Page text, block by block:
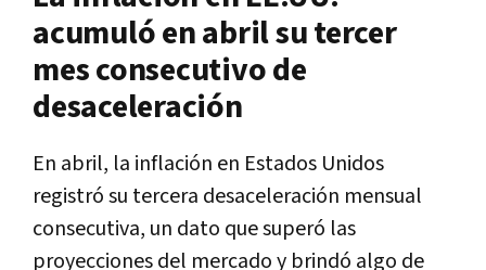
acumuló en abril su tercer
mes consecutivo de
desaceleración
En abril, la inflación en Estados Unidos
registró su tercera desaceleración mensual
consecutiva, un dato que superó las
proyecciones del mercado y brindó algo de